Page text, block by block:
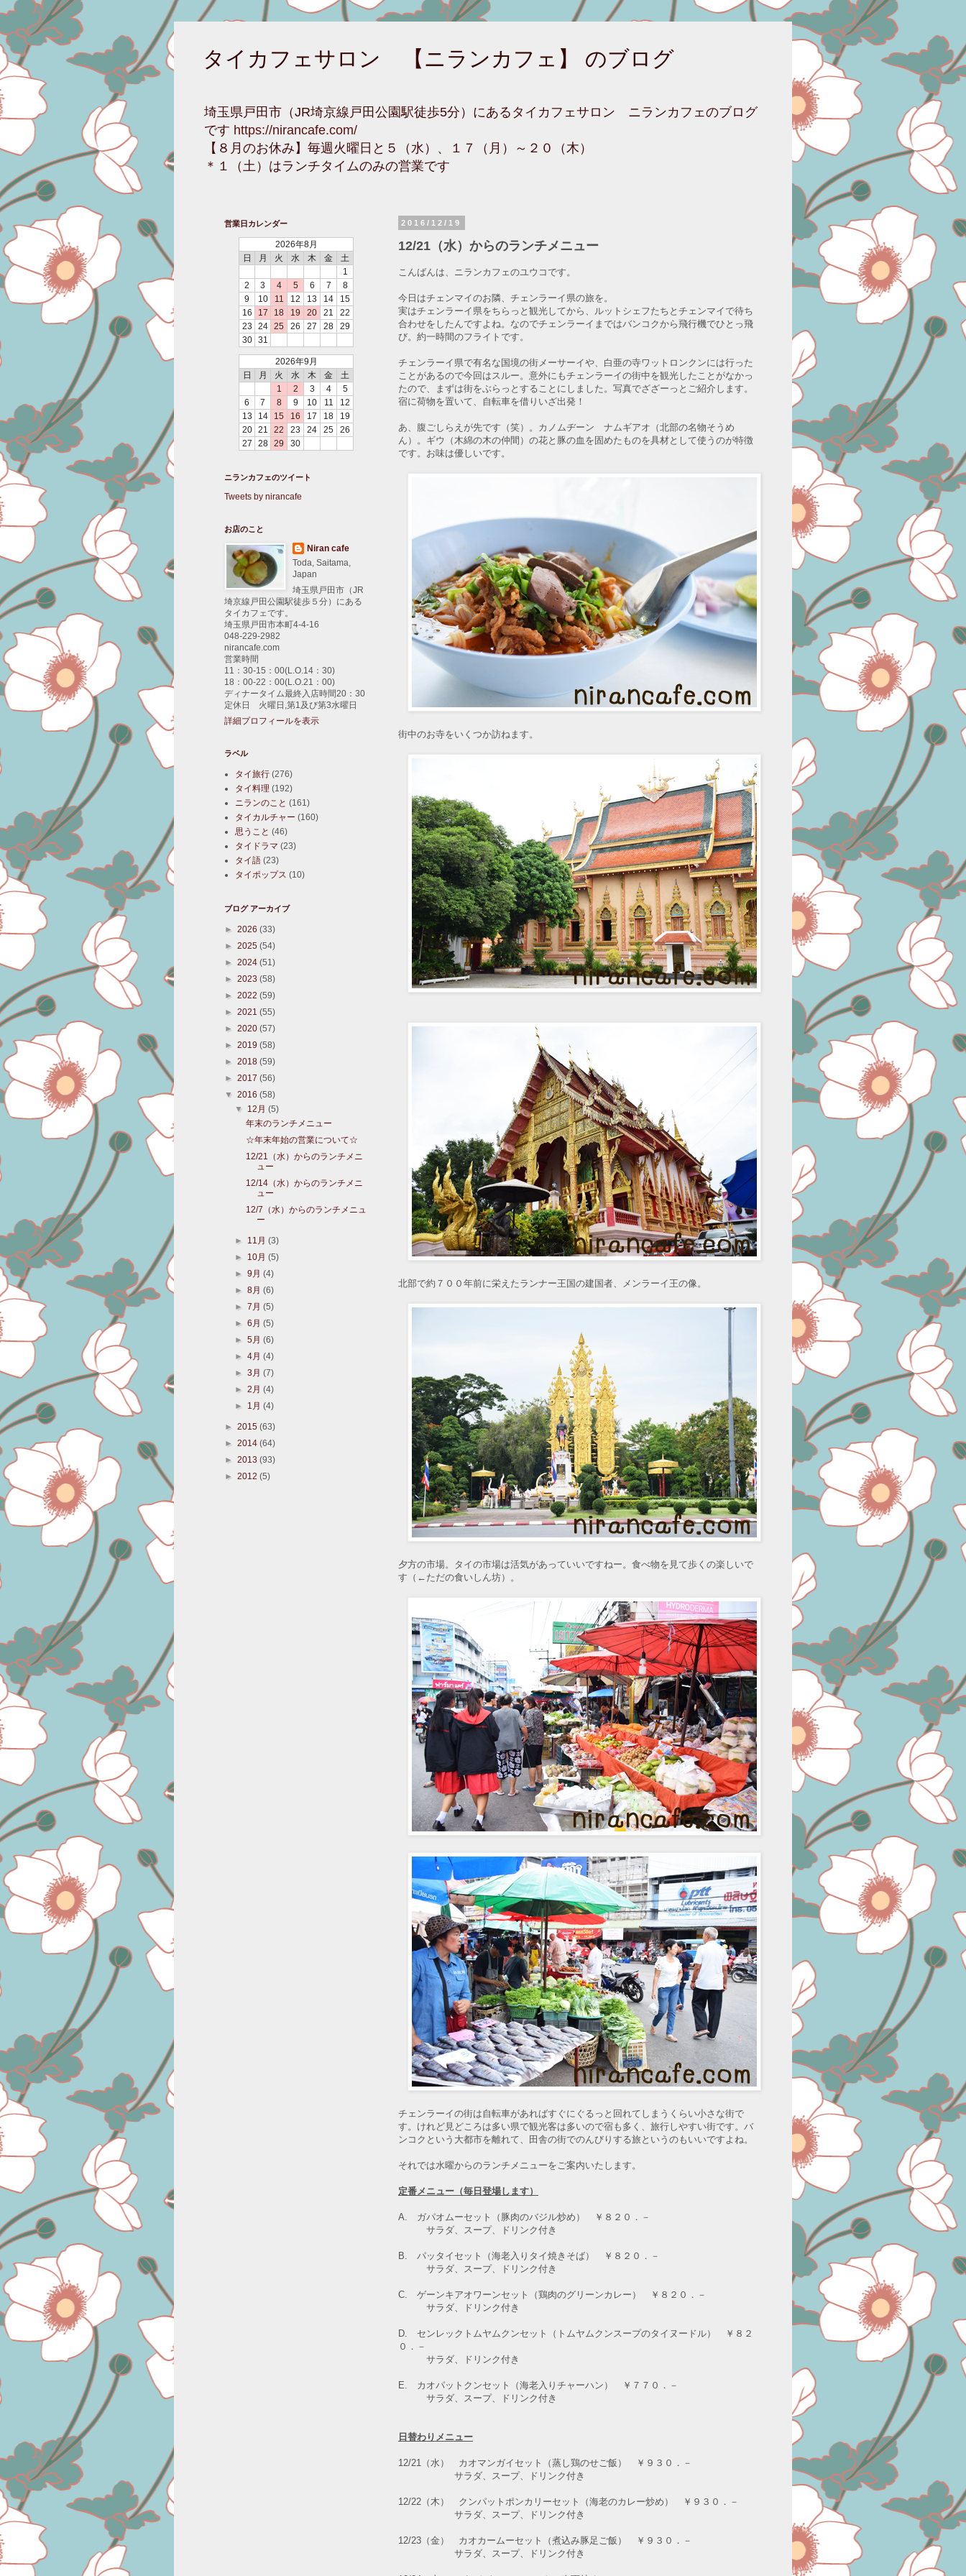
タイカフェサロン 【ニランカフェ】 のブログ
埼玉県戸田市（JR埼京線戸田公園駅徒歩5分）にあるタイカフェサロン ニランカフェのブログ
です https://nirancafe.com/
【８月のお休み】毎週火曜日と５（水）、１７（月）～２０（木）
＊１（土）はランチタイムのみの営業です
2016/12/19
12/21（水）からのランチメニュー
こんばんは、ニランカフェのユウコです。
今日はチェンマイのお隣、チェンラーイ県の旅を。
実はチェンラーイ県をちらっと観光してから、ルットシェフたちとチェンマイで待ち
合わせをしたんですよね。なのでチェンラーイまではバンコクから飛行機でひとっ飛
び。約一時間のフライトです。
チェンラーイ県で有名な国境の街メーサーイや、白亜の寺ワットロンクンには行った
ことがあるので今回はスルー。意外にもチェンラーイの街中を観光したことがなかっ
たので、まずは街をぶらっとすることにしました。写真でざざーっとご紹介します。
宿に荷物を置いて、自転車を借りいざ出発！
あ、腹ごしらえが先です（笑）。カノムヂーン ナムギアオ（北部の名物そうめ
ん）。ギウ（木綿の木の仲間）の花と豚の血を固めたものを具材として使うのが特徴
です。お味は優しいです。
街中のお寺をいくつか訪ねます。
北部で約７００年前に栄えたランナー王国の建国者、メンラーイ王の像。
夕方の市場。タイの市場は活気があっていいですねー。食べ物を見て歩くの楽しいで
す（←ただの食いしん坊）。
チェンラーイの街は自転車があればすぐにぐるっと回れてしまうくらい小さな街で
す。けれど見どころは多い県で観光客は多いので宿も多く、旅行しやすい街です。バ
ンコクという大都市を離れて、田舎の街でのんびりする旅というのもいいですよね。
それでは水曜からのランチメニューをご案内いたします。
定番メニュー（毎日登場します）
A. ガパオムーセット（豚肉のバジル炒め） ￥８２０．－
サラダ、スープ、ドリンク付き
B. パッタイセット（海老入りタイ焼きそば） ￥８２０．－
サラダ、スープ、ドリンク付き
C. ゲーンキアオワーンセット（鶏肉のグリーンカレー） ￥８２０．－
サラダ、ドリンク付き
D. センレックトムヤムクンセット（トムヤムクンスープのタイヌードル） ￥８２
０．－
サラダ、ドリンク付き
E. カオパットクンセット（海老入りチャーハン） ￥７７０．－
サラダ、スープ、ドリンク付き
日替わりメニュー
12/21（水） カオマンガイセット（蒸し鶏のせご飯） ￥９３０．－
サラダ、スープ、ドリンク付き
12/22（木） クンパットポンカリーセット（海老のカレー炒め） ￥９３０．－
サラダ、スープ、ドリンク付き
12/23（金） カオカームーセット（煮込み豚足ご飯） ￥９３０．－
サラダ、スープ、ドリンク付き
営業日カレンダー
2026年8月
日
月 火 水 木 金
土
1
2
3 4 5 6 7
8
9
10 11 12 13 14
15
16
17 18 19 20 21
22
23
24 25 26 27 28
29
30
31
2026年9月
日
月 火 水 木 金
土
1
2 3 4
5
6
7 8 9 10 11
12
13
14 15 16 17 18
19
20
21 22 23 24 25
26
27
28 29 30
ニランカフェのツイート
Tweets by nirancafe
お店のこと
Niran cafe
Toda, Saitama,
Japan
埼玉県戸田市（JR
埼京線戸田公園駅徒歩５分）にある
タイカフェです。
埼玉県戸田市本町4-4-16
048-229-2982
nirancafe.com
営業時間
11：30-15：00(L.O.14：30)
18：00-22：00(L.O.21：00)
ディナータイム最終入店時間20：30
定休日 火曜日,第1及び第3水曜日
詳細プロフィールを表示
ラベル
タイ旅行 (276)
タイ料理 (192)
ニランのこと (161)
タイカルチャー (160)
思うこと (46)
タイドラマ (23)
タイ語 (23)
タイポップス (10)
ブログ アーカイブ
► 2026 (33)
► 2025 (54)
► 2024 (51)
► 2023 (58)
► 2022 (59)
► 2021 (55)
► 2020 (57)
► 2019 (58)
► 2018 (59)
► 2017 (56)
▼ 2016 (58)
▼ 12月(5)
年末のランチメニュー
☆年末年始の営業について☆
12/21（水）からのランチメニ
ュー
12/14（水）からのランチメニ
ュー
12/7（水）からのランチメニュ
ー
► 11月(3)
► 10月(5)
►9月(4)
►8月(6)
►7月(5)
►6月(5)
►5月(6)
►4月(4)
►3月(7)
►2月(4)
► 1月(4)
► 2015 (63)
► 2014 (64)
► 2013 (93)
► 2012 (5)